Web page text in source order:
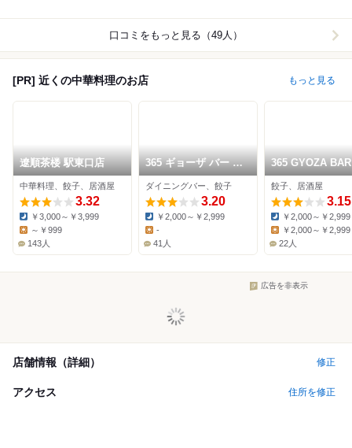
口コミをもっと見る（49人）
[PR] 近くの中華料理のお店 もっと見る
遼順茶楼 駅東口店
中華料理、餃子、居酒屋
3.32
Dinner:
￥3,000～￥3,999
～￥999
143人
365 ギョーザ バー 東
口店
ダイニングバー、餃子
3.20
Dinner:
￥2,000～￥2,999
Lunch:
-
41人
365 GYOZA
通り池上町店
餃子、居酒屋
3.15
Dinner:
￥2,000～￥2,999
Lunch:
￥2,000～￥2,999
22人
広告を非表示
店舗情報（詳細） 修正
アクセス 住所を修正